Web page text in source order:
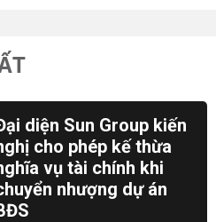
diện Sun Group kiến
cho phép kế thừa
vụ tài chính khi
nhượng dự án